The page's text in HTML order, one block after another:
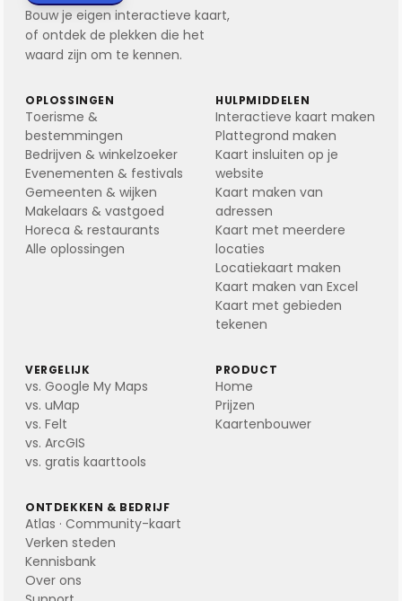
Bouw je eigen interactieve kaart,
of ontdek de plekken die het
waard zijn om te kennen.
OPLOSSINGEN
Toerisme &
bestemmingen
Bedrijven & winkelzoeker
Evenementen & festivals
Gemeenten & wijken
Makelaars & vastgoed
Horeca & restaurants
Alle oplossingen
HULPMIDDELEN
Interactieve kaart maken
Plattegrond maken
Kaart insluiten op je
website
Kaart maken van
adressen
Kaart met meerdere
locaties
Locatiekaart maken
Kaart maken van Excel
Kaart met gebieden
tekenen
VERGELIJK
vs. Google My Maps
vs. uMap
vs. Felt
vs. ArcGIS
vs. gratis kaarttools
PRODUCT
Home
Prijzen
Kaartenbouwer
ONTDEKKEN & BEDRIJF
Atlas · Community-kaart
Verken steden
Kennisbank
Over ons